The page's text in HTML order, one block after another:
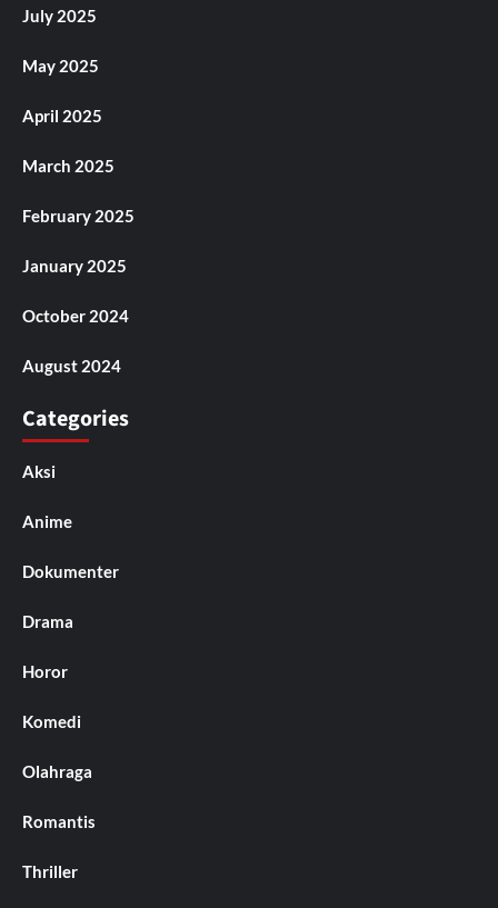
July 2025
May 2025
April 2025
March 2025
February 2025
January 2025
October 2024
August 2024
Categories
Aksi
Anime
Dokumenter
Drama
Horor
Komedi
Olahraga
Romantis
Thriller